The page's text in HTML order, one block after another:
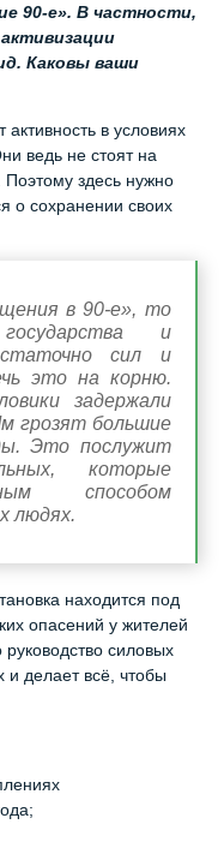
90-е». В частности,
Каковы ваши
в условиях
ведь не стоят на
здесь нужно
о сохранении своих
в 90-е», то
и
сил и
это на корню.
задержали
грозят большие
Это послужит
которые
способом
людях.
находится под
опасений у жителей
силовых
и делает всё, чтобы